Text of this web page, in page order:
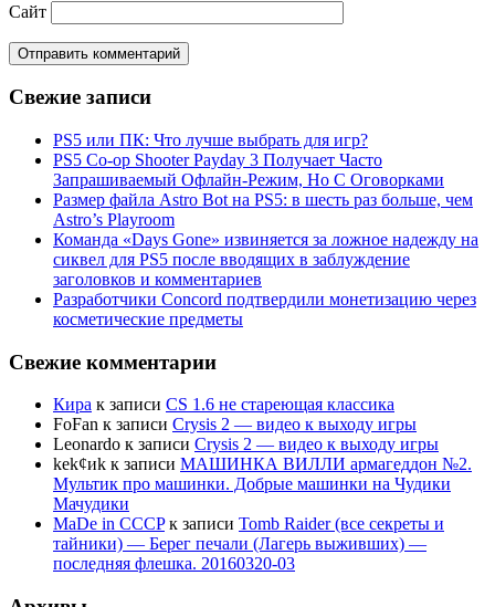
Сайт
Свежие записи
PS5 или ПК: Что лучше выбрать для игр?
PS5 Co-op Shooter Payday 3 Получает Часто
Запрашиваемый Офлайн-Режим, Но С Оговорками
Размер файла Astro Bot на PS5: в шесть раз больше, чем
Astro’s Playroom
Команда «Days Gone» извиняется за ложное надежду на
сиквел для PS5 после вводящих в заблуждение
заголовков и комментариев
Разработчики Concord подтвердили монетизацию через
косметические предметы
Свежие комментарии
Кира к записи CS 1.6 не стареющая классика
FoFan к записи Crysis 2 — видео к выходу игры
Leonardo к записи Crysis 2 — видео к выходу игры
kek¢иk к записи МАШИНКА ВИЛЛИ армагеддон №2.
Мультик про машинки. Добрые машинки на Чудики
Мачудики
MaDe in CCCPк записи Tomb Raider (все секреты и
тайники) — Берег печали (Лагерь выживших) —
последняя флешка. 20160320-03